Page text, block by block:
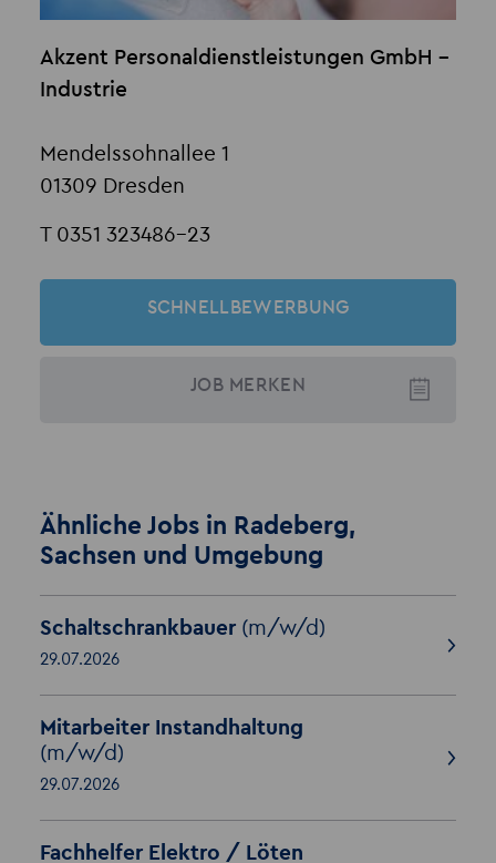
Akzent Personaldienstleistungen GmbH -
Industrie
Mendelssohnallee 1
01309 Dresden
T 0351 323486-23
SCHNELLBEWERBUNG
JOB MERKEN
Ähnliche Jobs in Radeberg,
Sachsen und Umgebung
Schaltschrankbauer (m/w/d)
29.07.2026
Mitarbeiter Instandhaltung
(m/w/d)
29.07.2026
Fachhelfer Elektro / Löten